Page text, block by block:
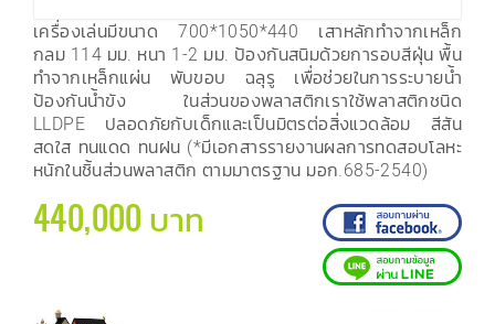
เครื่องเล่นมีขนาด 700*1050*440 เสาหลักทำจากเหล็ก
กลม 114 มม. หนา 1-2 มม. ป้องกันสนิมด้วยการอบสีฝุ่น พื้น
ทำจากเหล็กแผ่น พับขอบ ฉลุรู เพื่อช่วยในการระบายน้ำ
ป้องกันน้ำขัง ในส่วนของพลาสติกเราใช้พลาสติกชนิด
LLDPE ปลอดภัยกับเด็กและเป็นมิตรต่อสิ่งแวดล้อม สีสัน
สดใส ทนแดด ทนฝน (*มีเอกสารรายงานผลการทดสอบโลหะ
หนักในชิ้นส่วนพลาสติก ตามมาตรฐาน มอก.685-2540)
440,000 บาท